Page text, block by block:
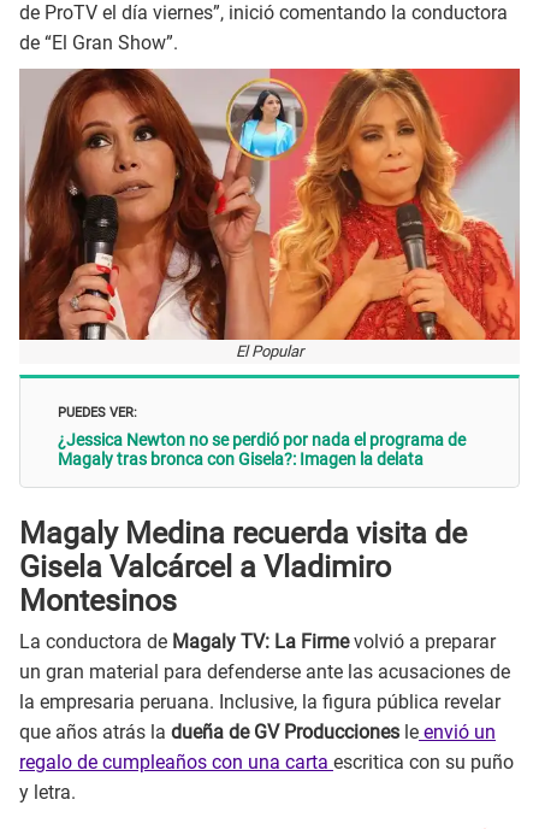
de ProTV el día viernes”, inició comentando la conductora
de “El Gran Show”.
El Popular
PUEDES VER:
¿Jessica Newton no se perdió por nada el programa de
Magaly tras bronca con Gisela?: Imagen la delata
Magaly Medina recuerda visita de
Gisela Valcárcel a Vladimiro
Montesinos
La conductora de Magaly TV: La Firmevolvió a preparar
un gran material para defenderse ante las acusaciones de
la empresaria peruana. Inclusive, la figura pública revelar
que años atrás la dueña de GV Producciones le envió un
regalo de cumpleaños con una carta escritica con su puño
y letra.